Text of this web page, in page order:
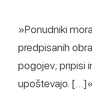
»Ponudniki
predpisanih
pogojev; pripisi
upoštevajo.